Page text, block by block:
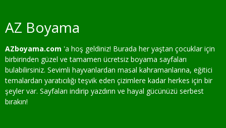
AZ Boyama
AZboyama.com 'a hoş geldiniz! Burada her yaştan çocuklar için
birbirinden güzel ve tamamen ücretsiz boyama sayfaları
bulabilirsiniz. Sevimli hayvanlardan masal kahramanlarına, eğitici
temalardan yaratıcılığı teşvik eden çizimlere kadar herkes için bir
şeyler var. Sayfaları indirip yazdırın ve hayal gücünüzü serbest
bırakın!